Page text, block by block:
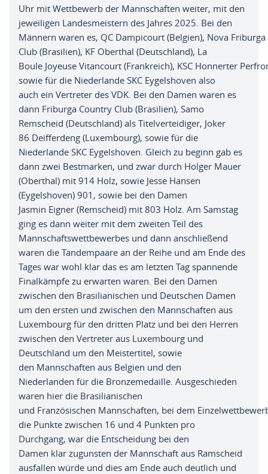
Uhr mit Wettbewerb der Mannschaften weiter, mit den
jeweiligen Landesmeistern des Jahres 2025. Bei den
Männern waren es, QC Dampicourt (Belgien), Nova Friburga
Club (Brasilien), KF Oberthal (Deutschland), La
Boule Joyeuse Vitancourt (Frankreich), KSC Honnerter
sowie für die Niederlande SKC Eygelshoven also
auch ein Vertreter des VDK. Bei den Damen waren es
dann Friburga Country Club (Brasilien), Samo
Remscheid (Deutschland) als Titelverteidiger, Joker
86 Deifferdeng (Luxembourg), sowie für die
Niederlande SKC Eygelshoven. Gleich zu beginn gab es
dann zwei Bestmarken, und zwar durch Holger Mauer
(Oberthal) mit 914 Holz, sowie Jesse Hansen
(Eygelshoven) 901 , sowie bei den Damen
Jasmin Eigner (Remscheid) mit 803 Holz. Am Samstag
ging es dann weiter mit dem zweiten Teil des
Mannschaftswettbewerbes und dann anschließend
waren die Tandempaare an der Reihe und am Ende des
Tages war wohl klar das es am letzten Tag spannende
Finalkämpfe zu erwarten waren. Bei den Damen
zwischen den Brasilianischen und Deutschen Damen
um den ersten und zwischen den Mannschaften aus
Luxembourg für den dritten Platz und bei den Herren
zwischen den Vertreter aus Luxembourg und
Deutschland um den Meistertitel, sowie
den Mannschaften aus Belgien und den
Niederlanden für die Bronzemedaille. Ausgeschieden
waren hier die Brasilianischen
und Französischen Mannschaften, bei dem
die Punkte zwischen 16 und 4 Punkten pro
Durchgang, war die Entscheidung bei den
Damen klar zugunsten der Mannschaft aus Ramscheid
ausfallen würde und dies am Ende auch deutlich und